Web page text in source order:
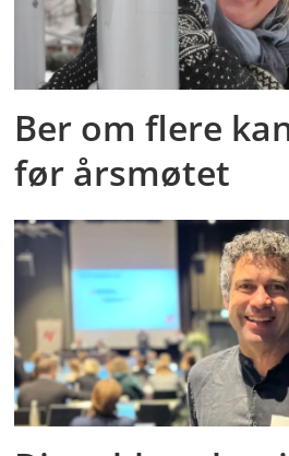
Ber om flere
før årsmøtet